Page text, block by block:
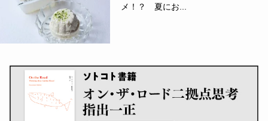
メ！？ 夏にお...